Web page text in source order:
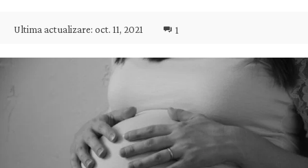
Ultima actualizare: oct. 11, 2021 1